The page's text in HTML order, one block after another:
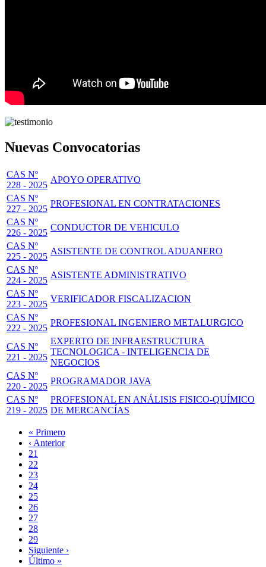
Nuevas Convocatorias
CAS Nº
228 - 2025
APOYO OPERATIVO
CAS Nº
227 - 2025
PROFESIONAL EN CONTRATACIONES
CAS Nº
226 - 2025
CONDUCTOR DE VEHICULO
CAS Nº
225 - 2025
ASISTENTE DE CONTROL ADUANERO
CAS Nº
224 - 2025
ASISTENTE ADMINISTRATIVO
CAS Nº
223 - 2025
VERIFICADOR FISCALIZACION
CAS Nº
222 - 2025
PROFESIONAL INGENIERO METALURGICO
CAS Nº
221 - 2025
EXPERTO DE INFRAESTRUCTURA
TECNOLOGICA - INTELIGENCIA DE
NEGOCIOS
CAS Nº
220 - 2025
PROGRAMADOR JAVA
CAS Nº
219 - 2025
PROFESIONAL EN ANÁLISIS FISICO-QUÍMICO
DE MERCANCÍAS
Paginación
Primera
página
« Primero
Página
anterior
‹ Anterior
Page
21
Page
22
Page
23
Page
24
Página
actual
25
Page
26
Page
27
Page
28
Page
29
Siguiente
página
Siguiente ›
Última
Último »